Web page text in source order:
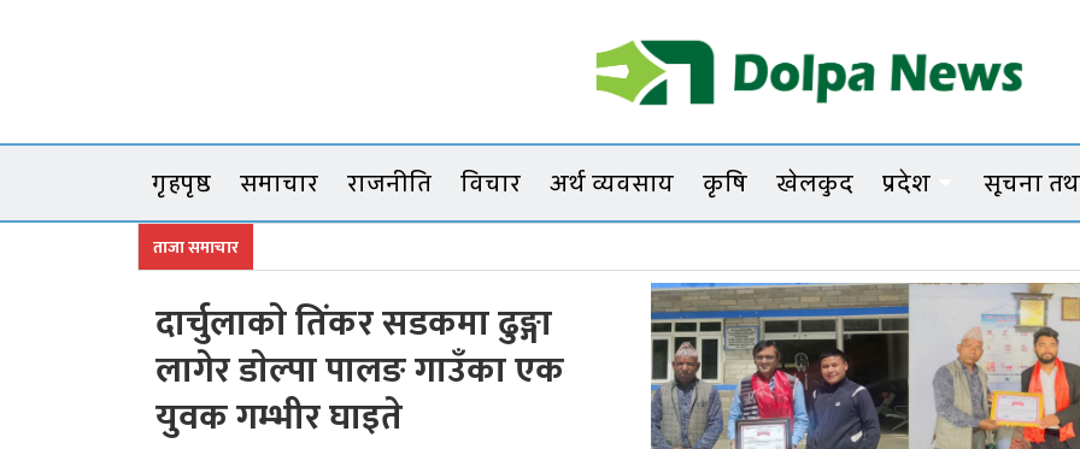
Dolpanews
गृहपृष्ठ समाचार राजनीति विचार अर्थ व्यवसाय कृषि खेलकुद प्रदेश सूचना
ताजा समाचार
दार्चुलाकाे तिंकर सडकमा ढुङ्गा
लागेर डाेल्पा पालङ गाउँका एक
युवक गम्भीर घाइते